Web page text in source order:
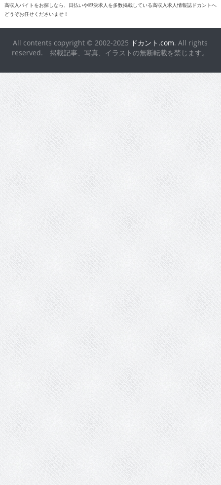
高収入バイトをお探しなら、日払いや即決求人を多数掲載している高収入求人情報誌ドカントへ
どうぞお任せくださいませ！
All contents copyright © 2002-2025 ドカント.com. All rights
reserved. 掲載記事、写真、イラストの無断転載を禁じます。